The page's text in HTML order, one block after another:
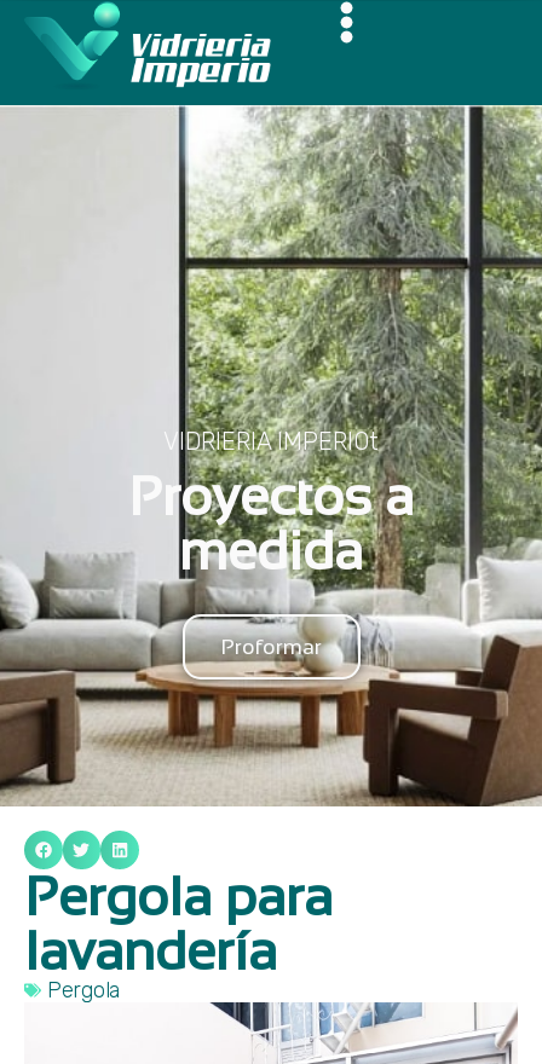
VIDRIERIA IMPERIOt
Proyectos a
medida
Proformar
Pergola para
lavandería
Pergola